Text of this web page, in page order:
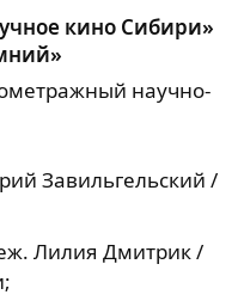
кино Сибири»
научно-
Завильгельский /
Лилия Дмитрик /